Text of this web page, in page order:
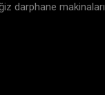
darphane